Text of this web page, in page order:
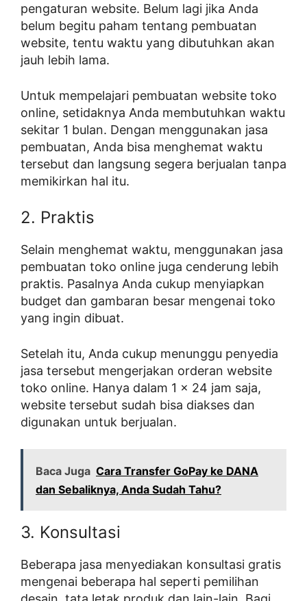
pengaturan website. Belum lagi jika Anda
belum begitu paham tentang pembuatan
website, tentu waktu yang dibutuhkan akan
jauh lebih lama.
Untuk mempelajari pembuatan website toko
online, setidaknya Anda membutuhkan waktu
sekitar 1 bulan. Dengan menggunakan jasa
pembuatan, Anda bisa menghemat waktu
tersebut dan langsung segera berjualan tanpa
memikirkan hal itu.
2. Praktis
Selain menghemat waktu, menggunakan jasa
pembuatan toko online juga cenderung lebih
praktis. Pasalnya Anda cukup menyiapkan
budget dan gambaran besar mengenai toko
yang ingin dibuat.
Setelah itu, Anda cukup menunggu penyedia
jasa tersebut mengerjakan orderan website
toko online. Hanya dalam 1 x 24 jam saja,
website tersebut sudah bisa diakses dan
digunakan untuk berjualan.
Baca Juga Cara Transfer GoPay ke DANA
dan Sebaliknya, Anda Sudah Tahu?
3. Konsultasi
Beberapa jasa menyediakan konsultasi gratis
mengenai beberapa hal seperti pemilihan